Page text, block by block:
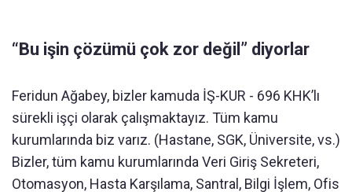
“Bu işin çözümü çok zor değil” diyorlar
Feridun Ağabey, bizler kamuda İŞ-KUR - 696 KHK’lı
sürekli işçi olarak çalışmaktayız. Tüm kamu
kurumlarında biz varız. (Hastane, SGK, Üniversite, vs.)
Bizler, tüm kamu kurumlarında Veri Giriş Sekreteri,
Otomasyon, Hasta Karşılama, Santral, Bilgi İşlem, Ofis